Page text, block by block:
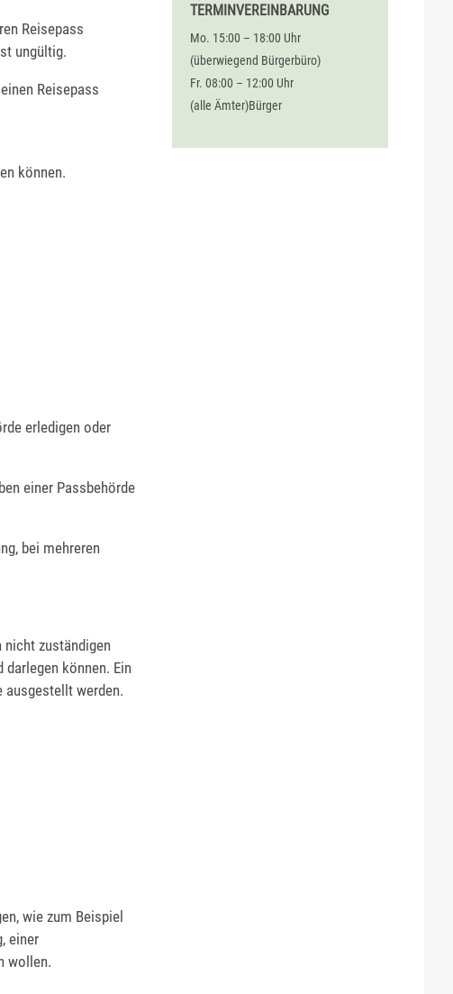
Reisepass
ungültig.
Reisepass
können.
erledigen oder
einer Passbehörde
bei mehreren
zuständigen
können. Ein
ausgestellt werden.
wie zum Beispiel
einer
wollen.
TERMINVEREINBARUNG
Mo. 15:00 – 18:00 Uhr
(überwiegend Bürgerbüro)
Fr. 08:00 – 12:00 Uhr
(alle Ämter)Bürger